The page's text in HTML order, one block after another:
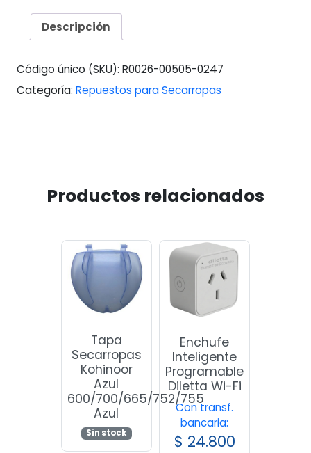
cantidad
Descripción
Código único (SKU): R0026-00505-0247
Categoría: Repuestos para Secarropas
Productos relacionados
Tapa
Secarropas
Kohinoor
Azul
600/700/665/752/755
Azul
Sin stock
Enchufe
Inteligente
Programable
Diletta Wi-Fi
Con transf.
bancaria:
$ 24.800